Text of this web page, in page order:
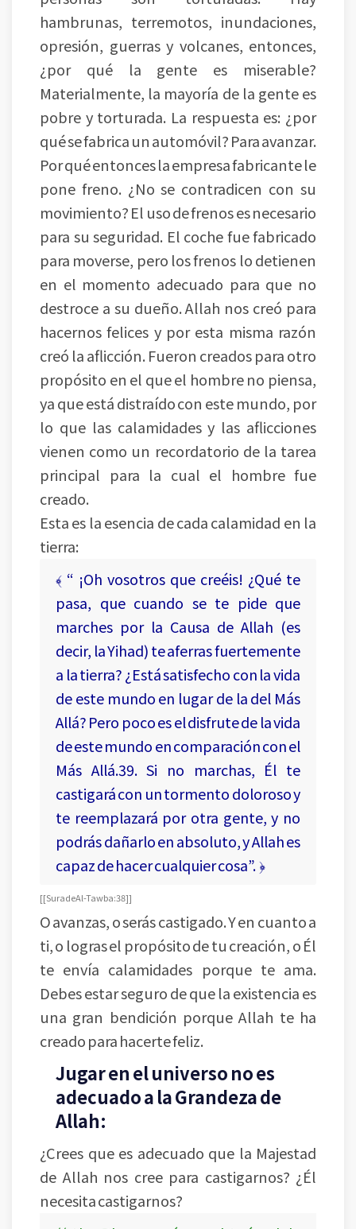
hambrunas, terremotos, inundaciones,
opresión, guerras y volcanes, entonces,
¿por qué la gente es miserable?
Materialmente, la mayoría de la gente es
pobre y torturada. La respuesta es: ¿por
qué se fabrica un automóvil? Para avanzar.
Por qué entonces la empresa fabricante le
pone freno. ¿No se contradicen con su
movimiento? El uso de frenos es necesario
para su seguridad. El coche fue fabricado
para moverse, pero los frenos lo detienen
en el momento adecuado para que no
destroce a su dueño. Allah nos creó para
hacernos felices y por esta misma razón
creó la aflicción. Fueron creados para otro
propósito en el que el hombre no piensa,
ya que está distraído con este mundo, por
lo que las calamidades y las aflicciones
vienen como un recordatorio de la tarea
principal para la cual el hombre fue
creado.
Esta es la esencia de cada calamidad en la
tierra:
﴾ “ ¡Oh vosotros que creéis! ¿Qué te
pasa, que cuando se te pide que
marches por la Causa de Allah (es
decir, la Yihad) te aferras fuertemente
a la tierra? ¿Está satisfecho con la vida
de este mundo en lugar de la del Más
Allá? Pero poco es el disfrute de la vida
de este mundo en comparación con el
Más Allá.39. Si no marchas, Él te
castigará con un tormento doloroso y
te reemplazará por otra gente, y no
podrás dañarlo en absoluto, y Allah es
capaz de hacer cualquier cosa”. ﴿
[ [Sura de Al-Tawba: 38] ]
O avanzas, o serás castigado. Y en cuanto a
ti, o logras el propósito de tu creación, o Él
te envía calamidades porque te ama.
Debes estar seguro de que la existencia es
una gran bendición porque Allah te ha
creado para hacerte feliz.
Jugar en el universo no es
adecuado a la Grandeza de
Allah:
¿Crees que es adecuado que la Majestad
de Allah nos cree para castigarnos? ¿Él
necesita castigarnos?